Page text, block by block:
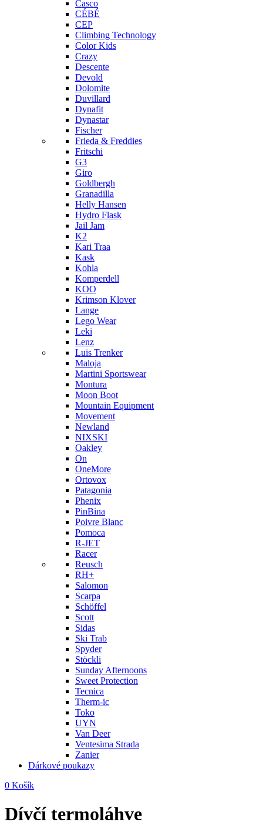
Casco
CÉBÉ
CEP
Climbing Technology
Color Kids
Crazy
Descente
Devold
Dolomite
Duvillard
Dynafit
Dynastar
Fischer
Frieda & Freddies
Fritschi
G3
Giro
Goldbergh
Granadilla
Helly Hansen
Hydro Flask
Jail Jam
K2
Kari Traa
Kask
Kohla
Komperdell
KOO
Krimson Klover
Lange
Lego Wear
Leki
Lenz
Luis Trenker
Maloja
Martini Sportswear
Montura
Moon Boot
Mountain Equipment
Movement
Newland
NIXSKI
Oakley
On
OneMore
Ortovox
Patagonia
Phenix
PinBina
Poivre Blanc
Pomoca
R-JET
Racer
Reusch
RH+
Salomon
Scarpa
Schöffel
Scott
Sidas
Ski Trab
Spyder
Stöckli
Sunday Afternoons
Sweet Protection
Tecnica
Therm-ic
Toko
UYN
Van Deer
Ventesima Strada
Zanier
Dárkové poukazy
0 Košík
Dívčí termoláhve